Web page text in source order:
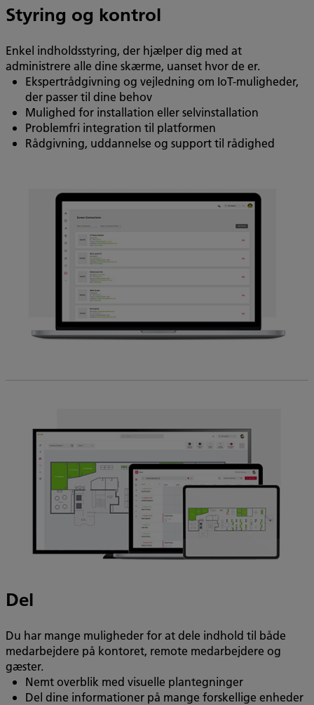
Styring og kontrol
Enkel indholdsstyring, der hjælper dig med at
administrere alle dine skærme, uanset hvor de er.
Ekspertrådgivning og vejledning om IoT-muligheder,
der passer til dine behov
Mulighed for installation eller selvinstallation
Problemfri integration til platformen
Rådgivning, uddannelse og support til rådighed
Del
Du har mange muligheder for at dele indhold til både
medarbejdere på kontoret, remote medarbejdere og
gæster.
Nemt overblik med visuelle plantegninger
Del dine informationer på mange forskellige enheder